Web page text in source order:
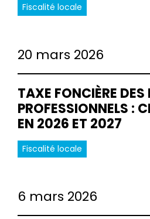
Fiscalité locale
20 mars 2026
TAXE FONCIÈRE
PROFESSIONNELS :
EN 2026 ET 2027
Fiscalité locale
6 mars 2026